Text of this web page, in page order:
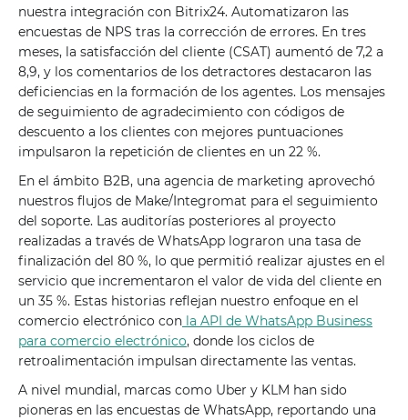
nuestra integración con Bitrix24. Automatizaron las
encuestas de NPS tras la corrección de errores. En tres
meses, la satisfacción del cliente (CSAT) aumentó de 7,2 a
8,9, y los comentarios de los detractores destacaron las
deficiencias en la formación de los agentes. Los mensajes
de seguimiento de agradecimiento con códigos de
descuento a los clientes con mejores puntuaciones
impulsaron la repetición de clientes en un 22 %.
En el ámbito B2B, una agencia de marketing aprovechó
nuestros flujos de Make/Integromat para el seguimiento
del soporte. Las auditorías posteriores al proyecto
realizadas a través de WhatsApp lograron una tasa de
finalización del 80 %, lo que permitió realizar ajustes en el
servicio que incrementaron el valor de vida del cliente en
un 35 %. Estas historias reflejan nuestro enfoque en el
comercio electrónico con la API de WhatsApp Business
para comercio electrónico, donde los ciclos de
retroalimentación impulsan directamente las ventas.
A nivel mundial, marcas como Uber y KLM han sido
pioneras en las encuestas de WhatsApp, reportando una